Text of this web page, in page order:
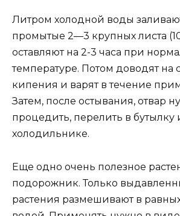
Литром холодной воды
промытые 2—3 крупных листа
оставляют на 2-3 часа при
температуре. Потом доводят на
кипения и варят в течение
Затем, после остывания, отвар
процедить, перелить в бутылку
холодильнике.
Еще одно очень полезное
подорожник. Только
растения размешивают в